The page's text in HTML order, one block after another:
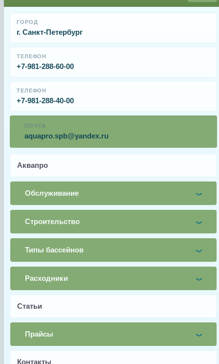
ГОРОД
г. Санкт-Петербург
ТЕЛЕФОН
+7-981-288-60-00
ТЕЛЕФОН
+7-981-288-40-00
ПОЧТА
aquapro.spb@yandex.ru
Аквапро
Обслуживание
Строительство
Типы бассейнов
Расходники
Статьи
Прайсы
Контакты
насосов
/ Уплотнительное кольцо Hayward (SPX1600T)
От3224
серии Super Pump.
Имя
Заявка
Заказать
Заводской артикул
SPX1600T